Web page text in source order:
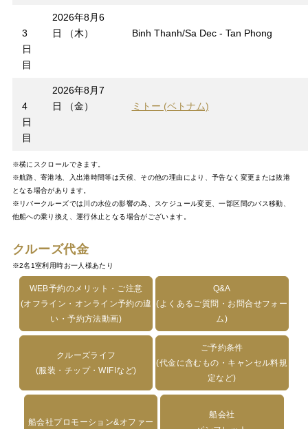
3
日
目
2026年8月6
日 （木）
Binh Thanh/Sa Dec - Tan Phong
4
日
目
2026年8月7
日 （金）
ミトー (ベトナム)
※横にスクロールできます。
※航路、寄港地、入出港時間等は天候、その他の理由により、予告なく変更または抜港
となる場合があります。
※リバークルーズでは川の水位の影響の為、スケジュール変更、一部区間のバス移動、
他船への乗り換え、運行休止となる場合がございます。
クルーズ代金
※2名1室利用時お一人様あたり
WEB予約のメリット・ご注意
(オフライン・オンライン予約の違
い・予約方法動画)
Q&A
(よくあるご質問・お問合せフォー
ム)
クルーズライフ
(服装・チップ・WIFIなど)
ご予約条件
(代金に含むもの・キャンセル料規
定など)
船会社プロモーション&オファー
船会社